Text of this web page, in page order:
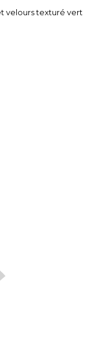
velours texturé vert